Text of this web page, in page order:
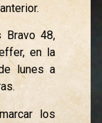
Bravo 48,
en la
lunes a
los